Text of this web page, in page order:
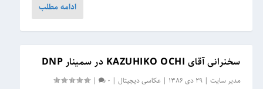
ادامه مطلب
سخنرانی آقای KAZUHIKO OCHI در سمینار DNP
مدیر سایت |29 دی 1386 |عکاسی دیجیتال |
0
|